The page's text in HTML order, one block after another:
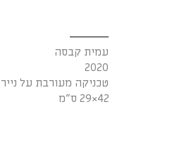
עמית קבסה
2020
טכניקה מעורבת על נייר
42×29 ס"מ